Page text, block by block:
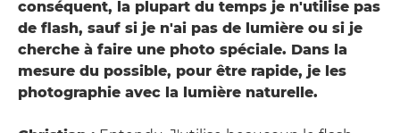
conséquent, la plupart du temps je n'utilise pas
de flash, sauf si je n'ai pas de lumière ou si je
cherche à faire une photo spéciale. Dans la
mesure du possible, pour être rapide, je les
photographie avec la lumière naturelle.